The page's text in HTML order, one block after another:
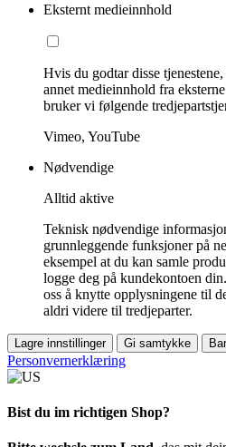
Eksternt medieinnhold
Hvis du godtar disse
annet medieinnhold fra
bruker vi følgende
Vimeo, YouTube
Nødvendige
Alltid aktive
Teknisk nødvendige
grunnleggende funksjoner på
eksempel at du kan samle
logge deg på kundekontoen
oss å knytte opplysningene til
aldri videre til tredjeparter.
Lagre innstillinger Gi samtykke
Personvernerklæring
Bist du im richtigen Shop?